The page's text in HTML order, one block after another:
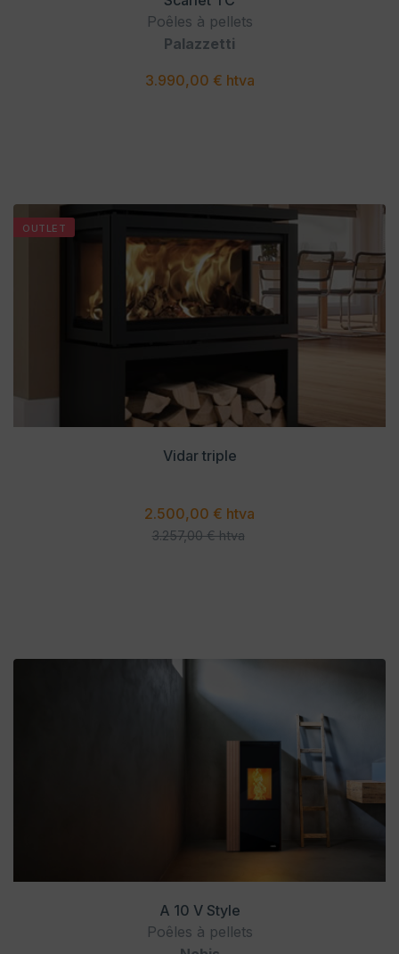
Poêles à pellets
Palazzetti
3.990,00 € htva
OUTLET
Vidar triple
2.500,00 € htva
3.257,00 € htva
A 10 V Style
Poêles à pellets